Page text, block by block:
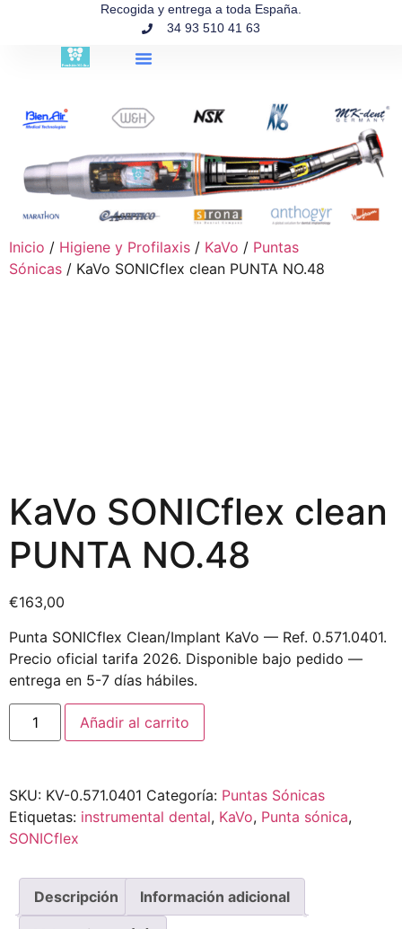
Recogida y entrega a toda España.
34 93 510 41 63
Inicio / Higiene y Profilaxis / KaVo / Puntas
Sónicas / KaVo SONICflex clean PUNTA NO.48
KaVo SONICflex clean
PUNTA NO.48
€163,00
Punta SONICflex Clean/Implant KaVo — Ref. 0.571.0401.
Precio oficial tarifa 2026. Disponible bajo pedido —
entrega en 5-7 días hábiles.
Añadir al carrito
SKU: KV-0.571.0401 Categoría: Puntas Sónicas
Etiquetas: instrumental dental, KaVo, Punta sónica,
SONICflex
Descripción Información adicional